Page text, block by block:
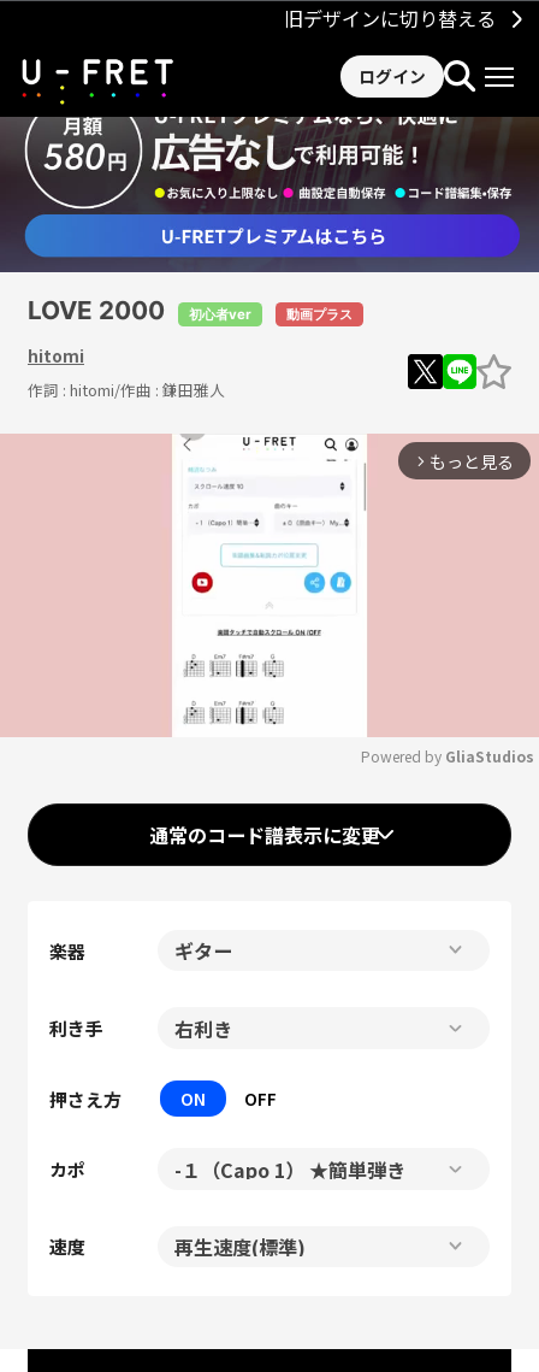
旧デザインに切り替える
ログイン
LOVE 2000 初心者ver 動画プラス
hitomi
作詞 : hitomi/作曲 : 鎌田雅人
arrow_forward_ios もっと見る
Mute
Powered by GliaStudios
通常のコード譜表示に変更
楽器
利き手
押さえ方 ON OFF
カポ
速度